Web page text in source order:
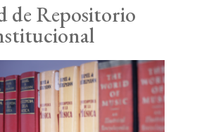
de Repositorio